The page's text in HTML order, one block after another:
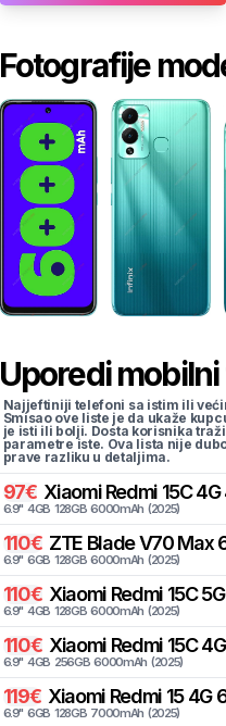
Fotografije
Uporedi
Najjeftiniji telefoni sa istim ili
Smisao ove liste je da ukaže
je isti ili bolji. Dosta korisnika
parametre iste. Ova lista nije
prave razliku u detaljima.
97€ Xiaomi Redmi 15C
6.9" 4GB 128GB 6000mAh (2025)
110€ ZTE Blade V70 Max
6.9" 6GB 128GB 6000mAh (2025)
110€ Xiaomi Redmi 15C
6.9" 4GB 128GB 6000mAh (2025)
110€ Xiaomi Redmi 15C
6.9" 4GB 256GB 6000mAh (2025)
119€ Xiaomi Redmi 15 4G
6.9" 6GB 128GB 7000mAh (2025)